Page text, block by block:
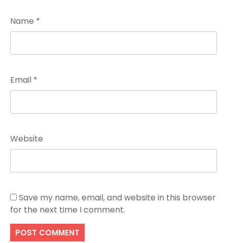
Name *
Email *
Website
Save my name, email, and website in this browser
for the next time I comment.